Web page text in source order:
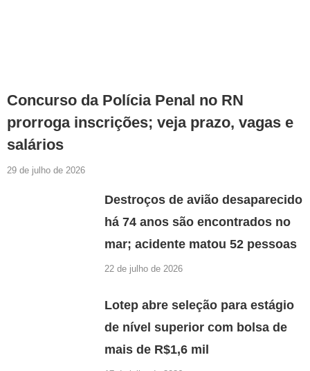
Concurso da Polícia Penal no RN
prorroga inscrições; veja prazo, vagas e
salários
29 de julho de 2026
Destroços de avião desaparecido
há 74 anos são encontrados no
mar; acidente matou 52 pessoas
22 de julho de 2026
Lotep abre seleção para estágio
de nível superior com bolsa de
mais de R$1,6 mil